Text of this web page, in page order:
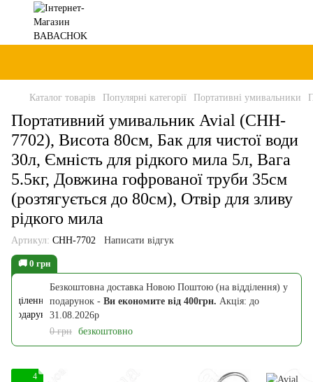
Каталог товарів Популярні категорії Портативні умивальники
Портативний умивальник Avial (CHH-
7702), Висота 80см, Бак для чистої води
30л, Ємність для рідкого мила 5л, Вага
5.5кг, Довжина гофрованої труби 35см
(розтягується до 80см), Отвір для зливу
рідкого мила
Артикул: CHH-7702 Написати відгук
🚚 0 грн
Безкоштовна доставка Новою Поштою (на відділення) у
подарунок -Ви економите від 400грн. Акція: до
31.08.2026р
0 грн
безкоштовно
4